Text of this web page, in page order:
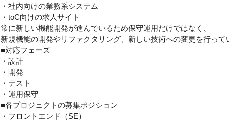
・社内向けの業務系システム
・toC向けの求人サイト
常に新しい機能開発が進んでいるため保守運用だけではなく、
新規機能の開発やリファクタリング、新しい技術への変更を行って
■対応フェーズ
・設計
・開発
・テスト
・運用保守
■各プロジェクトの募集ポジション
・フロントエンド（SE）